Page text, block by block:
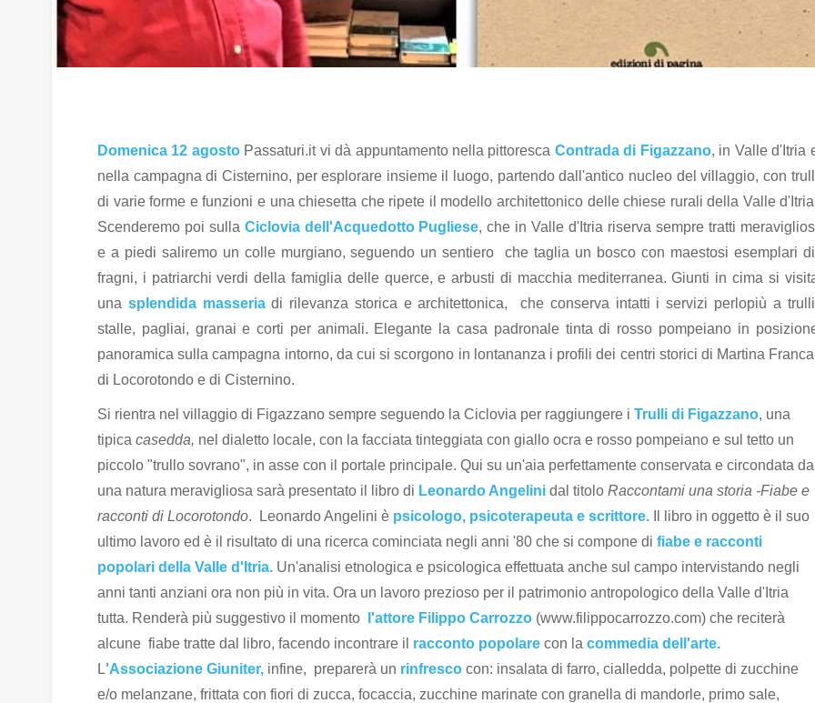
Domenica 12 agostoPassaturi.it vi dà appuntamento nella pittoresca Contrada di Figazzano, in Valle d'Itria
nella campagna di Cisternino, per esplorare insieme il luogo, partendo dall'antico nucleo del villaggio, con
di varie forme e funzioni e una chiesetta che ripete il modello architettonico delle chiese rurali della Valle
Scenderemo poi sulla Ciclovia dell'Acquedotto Pugliese, che in Valle d'Itria riserva sempre tratti
e a piedi saliremo un colle murgiano, seguendo un sentiero che taglia un bosco con maestosi esemplari di
fragni, i patriarchi verdi della famiglia delle querce, e arbusti di macchia mediterranea. Giunti in cima si
una splendida masseriadi rilevanza storica e architettonica, che conserva intatti i servizi perlopiù a
stalle, pagliai, granai e corti per animali. Elegante la casa padronale tinta di rosso pompeiano in
panoramica sulla campagna intorno, da cui si scorgono in lontananza i profili dei centri storici di Martina
di Locorotondo e di Cisternino.
Si rientra nel villaggio di Figazzano sempre seguendo la Ciclovia per raggiungere i Trulli di Figazzano, una
tipica casedda, nel dialetto locale, con la facciata tinteggiata con giallo ocra e rosso pompeiano e sul tetto un
piccolo "trullo sovrano", in asse con il portale principale. Qui su un'aia perfettamente conservata e circondata da
una natura meravigliosa sarà presentato il libro di Leonardo Angelini dal titolo Raccontami una storia -Fiabe e
racconti di Locorotondo. Leonardo Angelini è psicologo, psicoterapeuta e scrittore. Il libro in oggetto è il suo
ultimo lavoro ed è il risultato di una ricerca cominciata negli anni '80 che si compone di fiabe e racconti
popolari della Valle d'Itria. Un'analisi etnologica e psicologica effettuata anche sul campo intervistando negli
anni tanti anziani ora non più in vita. Ora un lavoro prezioso per il patrimonio antropologico della Valle d'Itria
tutta. Renderà più suggestivo il momento
l'attore Filippo Carrozzo (www.filippocarrozzo.com) che reciterà
alcune fiabe tratte dal libro, facendo incontrare il racconto popolare con la commedia dell'arte.
L'Associazione Giuniter, infine, preparerà un rinfresco con: insalata di farro, cialledda, polpette di zucchine
e/o melanzane, frittata con fiori di zucca, focaccia, zucchine marinate con granella di mandorle, primo sale,